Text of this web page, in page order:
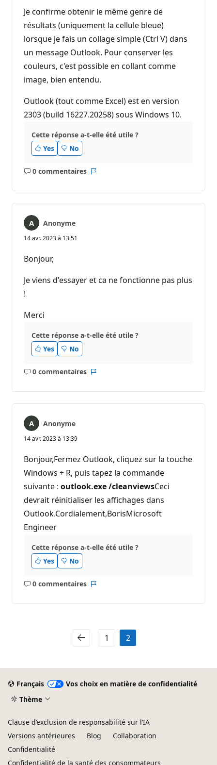
Je confirme obtenir le même genre de
résultats (uniquement la cellule bleue)
lorsque je fais un collage simple (Ctrl V) dans
un message Outlook. Pour conserver les
couleurs, c'est possible en collant comme
image, bien entendu.
Outlook (tout comme Excel) est en version
2303 (build 16227.20258) sous Windows 10.
Cette réponse a-t-elle été utile ?
Yes
No
0 commentaires
Aucun
Anonyme
14 avr. 2023 à 13:51
Bonjour,
Je viens d'essayer et ca ne fonctionne pas plus
!
Merci
Cette réponse a-t-elle été utile ?
Yes
No
0 commentaires
Aucun
Anonyme
14 avr. 2023 à 13:39
Bonjour,Fermez Outlook, cliquez sur la touche
Windows + R, puis tapez la commande
suivante : outlook.exe /cleanviewsCeci
devrait réinitialiser les affichages dans
Outlook.Cordialement,BorisMicrosoft
Engineer
Cette réponse a-t-elle été utile ?
Yes
No
0 commentaires
Aucun
1 2
Français
Vos choix en matière de confidentialité
Thème
Clause d’exclusion de responsabilité sur l’IA
Versions antérieures
Blog
Collaboration
Confidentialité
Confidentialité de la santé des consommateurs